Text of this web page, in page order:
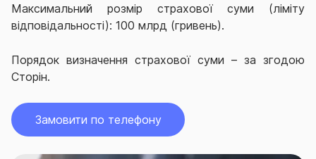
Максимальний розмір страхової суми (ліміту
відповідальності): 100 млрд (гривень).
Порядок визначення страхової суми – за згодою
Сторін.
Замовити по телефону